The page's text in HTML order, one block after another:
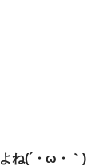
ね(´・ω・｀)